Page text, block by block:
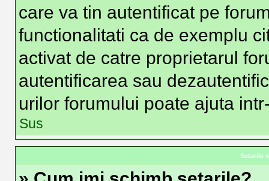
care va tin autentificat pe
functionalitati ca de exemplu
activat de catre proprietarul
autentificarea sau
urilor forumului poate ajuta
Sus
Setarile